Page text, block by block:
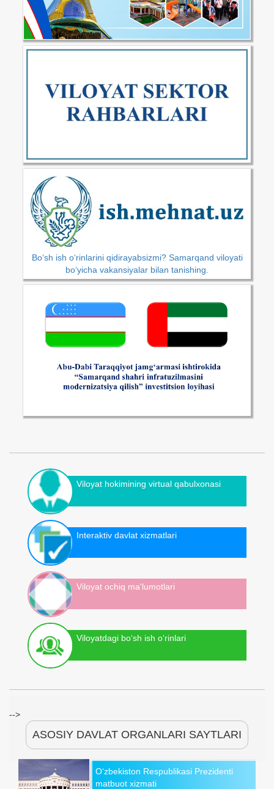
Bo‘sh ish o‘rinlarini qidirayabsizmi? Samarqand viloyati
bo‘yicha vakansiyalar bilan tanishing.
Viloyat hokimining virtual qabulxonasi
Interaktiv davlat xizmatlari
Viloyat ochiq ma'lumotlari
Viloyatdagi bo‘sh ish o‘rinlari
-->
ASOSIY DAVLAT ORGANLARI SAYTLARI
O‘zbekiston Respublikasi Prezidenti
matbuot xizmati